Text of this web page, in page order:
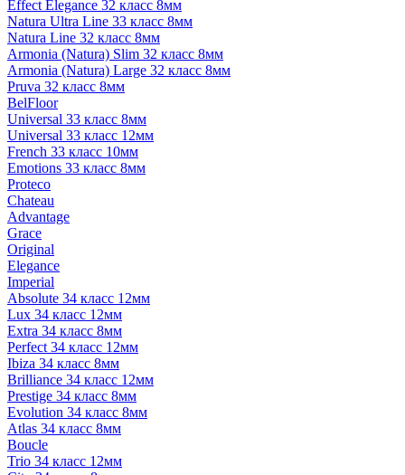
Effect Elegance 32 класс 8мм
Natura Ultra Line 33 класс 8мм
Natura Line 32 класс 8мм
Armonia (Natura) Slim 32 класс 8мм
Armonia (Natura) Large 32 класс 8мм
Pruva 32 класс 8мм
BelFloor
Universal 33 класс 8мм
Universal 33 класс 12мм
French 33 класс 10мм
Emotions 33 класс 8мм
Proteco
Chateau
Advantage
Grace
Original
Elegance
Imperial
Absolute 34 класс 12мм
Lux 34 класс 12мм
Extra 34 класс 8мм
Perfect 34 класс 12мм
Ibiza 34 класс 8мм
Brilliance 34 класс 12мм
Prestige 34 класс 8мм
Evolution 34 класс 8мм
Atlas 34 класс 8мм
Boucle
Trio 34 класс 12мм